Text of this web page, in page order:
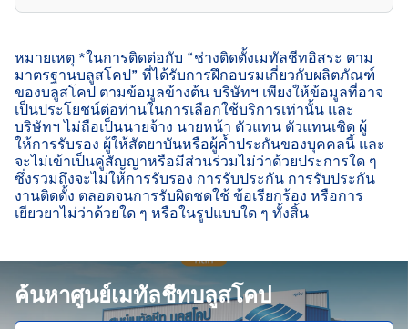
หมายเหตุ *ในการติดต่อกับ “ช่างติดตั้งเมทัลชีทอิสระ ตาม
มาตรฐานบลูสโคป” ที่ได้รับการฝึกอบรมเกี่ยวกับผลิตภัณฑ์
ของบลูสโคป ตามข้อมูลข้างต้น บริษัทฯ เพียงให้ข้อมูลที่อาจ
เป็นประโยชน์ต่อท่านในการเลือกใช้บริการเท่านั้น และ
บริษัทฯ ไม่ถือเป็นนายจ้าง นายหน้า ตัวแทน ตัวแทนเชิด ผู้
ให้การรับรอง ผู้ให้สัตยาบันหรือผู้ค้ำประกันของบุคคลนี้ และ
จะไม่เข้าเป็นคู่สัญญาหรือมีส่วนร่วมไม่ว่าด้วยประการใด ๆ
ซึ่งรวมถึงจะไม่ให้การรับรอง การรับประกัน การรับประกัน
งานติดตั้ง ตลอดจนการรับผิดชดใช้ ข้อเรียกร้อง หรือการ
เยียวยาไม่ว่าด้วยใด ๆ หรือในรูปแบบใด ๆ ทั้งสิ้น
ค้นหาศูนย์เมทัลชีทบลูสโคป